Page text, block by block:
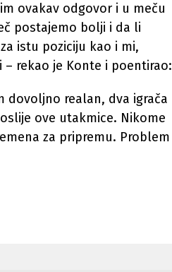
ovakav odgovor i u meču
postajemo bolji i da li
istu poziciju kao i mi,
rekao je Konte i poentirao:
dovoljno realan, dva igrača
ove utakmice. Nikome
za pripremu. Problem